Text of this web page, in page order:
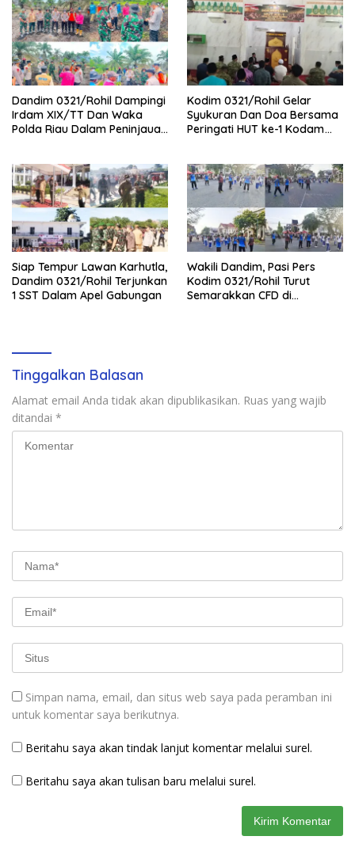
Dandim 0321/Rohil Dampingi
Irdam XIX/TT Dan Waka
Polda Riau Dalam Peninjauan
Kodim 0321/Rohil Gelar
Syukuran Dan Doa Bersama
Peringati HUT ke-1 Kodam
Siap Tempur Lawan Karhutla,
Dandim 0321/Rohil Terjunkan
1 SST Dalam Apel Gabungan
Wakili Dandim, Pasi Pers
Kodim 0321/Rohil Turut
Semarakkan CFD di
Tinggalkan Balasan
Alamat email Anda tidak akan dipublikasikan. Ruas yang wajib
ditandai *
Simpan nama, email, dan situs web saya pada peramban ini
untuk komentar saya berikutnya.
Beritahu saya akan tindak lanjut komentar melalui surel.
Beritahu saya akan tulisan baru melalui surel.